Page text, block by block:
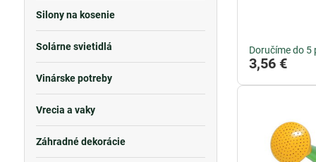
Doručíme do
3,56 €
Silony na kosenie
Solárne svietidlá
Vinárske potreby
Vrecia a vaky
Záhradné dekorácie